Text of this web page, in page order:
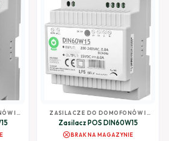
I
ZASILACZE DO DOMOFONÓW I
WIDEODOMOFONÓW
Zasilacz POS DIN60W15
cancelBRAK NA MAGAZYNIE